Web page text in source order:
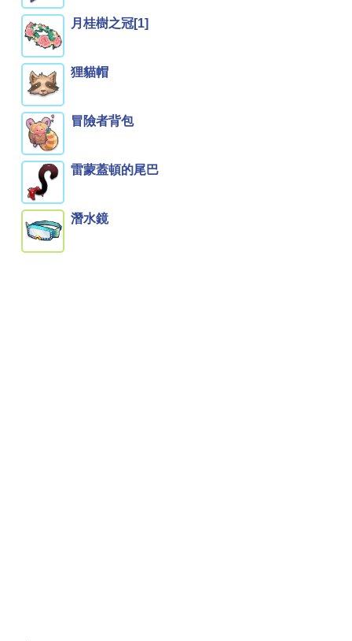
月桂樹之冠[1]
狸貓帽
冒險者背包
雷蒙蓋頓的尾巴
潛水鏡